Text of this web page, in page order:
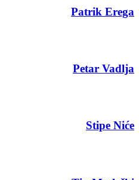
Patrik Erega
Petar Vadlja
Stipe Niće